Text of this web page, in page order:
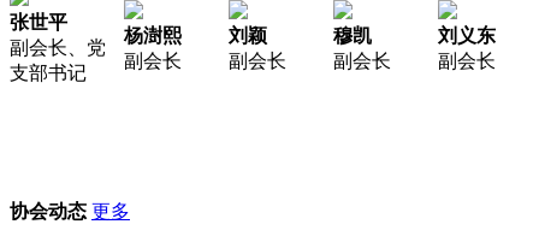
张世平
副会长、党
支部书记
杨澍熙
副会长
刘颖
副会长
穆凯
副会长
刘义东
副会长
协会动态 更多